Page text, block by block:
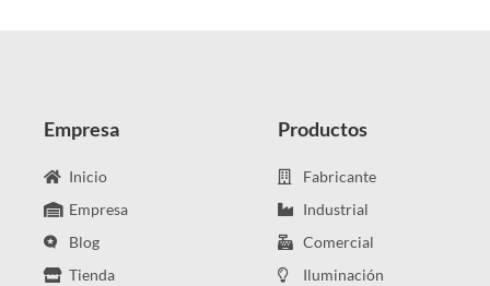
Empresa
Inicio
Empresa
Blog
Tienda
Productos
Fabricante
Industrial
Comercial
Iluminación